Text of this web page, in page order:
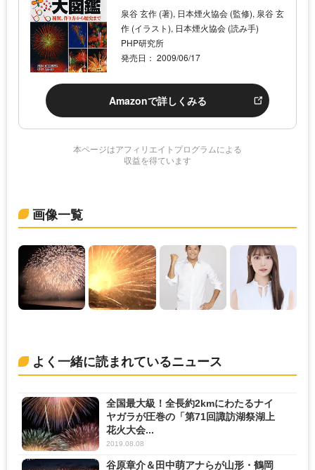
泉谷 玄作 (著), 日本煙火協会 (監修), 泉谷 玄
作 (イラスト), 日本煙火協会 (読み手)
PHP研究所
発売日： 2009/06/17
Amazonで詳しくみる
本ページはアフィリエイトプログラムによる
収益を得ています
画像一覧
よく一緒に読まれているニュース
全国最大級！全長約2kmにわたるナイ
ヤガラが圧巻の「第71回諏訪湖祭湖上
花火大会...
2019.08.08
谷原章介＆田中萌アナらが山形・鶴岡